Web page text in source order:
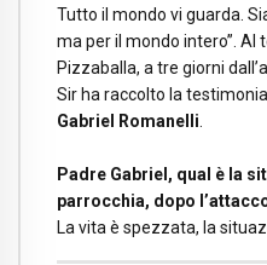
Tutto il mondo vi guarda.
ma per il mondo intero”. Al
Pizzaballa, a tre giorni
Sir ha raccolto la
Gabriel Romanelli
Padre Gabriel, qual è la
parrocchia, dopo
La vita è spezzata, la